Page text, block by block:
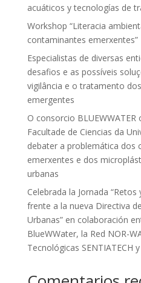
acuáticos y tecnologías de
Workshop “Literacia
contaminantes emerxentes”
Especialistas de diversas
desafios e as possíveis
vigilância e o tratamento
emergentes
O consorcio
Facultade de Ciencias da
debater a problemática dos
emerxentes e dos
urbanas
Celebrada la Jornada
frente a la nueva Directiva
Urbanas” en colaboración
BlueWWater, la Red NOR-
Tecnológicas SENTIATECH